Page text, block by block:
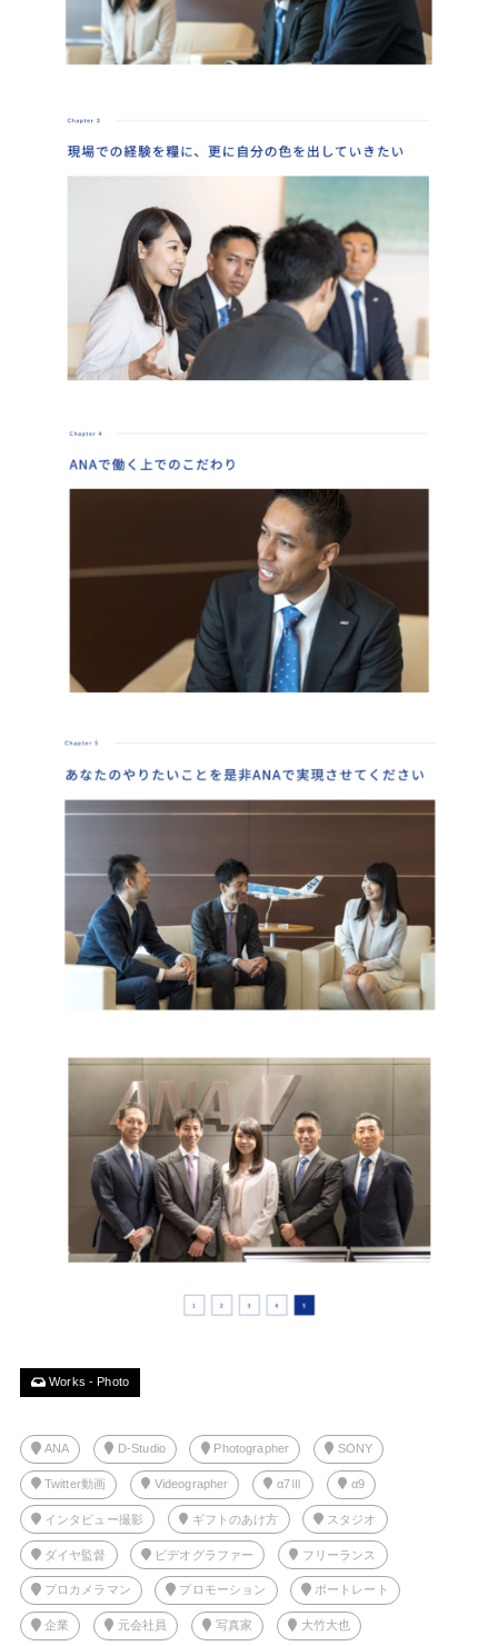
Works - Photo
ANA D-Studio Photographer SONY
Twitter動画 Videographer α7Ⅲ α9
インタビュー撮影 ギフトのあけ方 スタジオ
ダイヤ監督 ビデオグラファー フリーランス
プロカメラマン プロモーション ポートレート
企業 元会社員 写真家 大竹大也